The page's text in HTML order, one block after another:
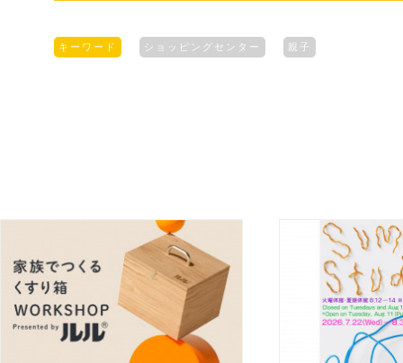
キーワード ショッピングセンター 親子